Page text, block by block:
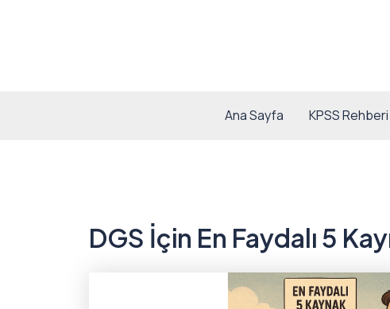
Ana Sayfa KPSS Rehberi
DGS İçin En Faydalı 5